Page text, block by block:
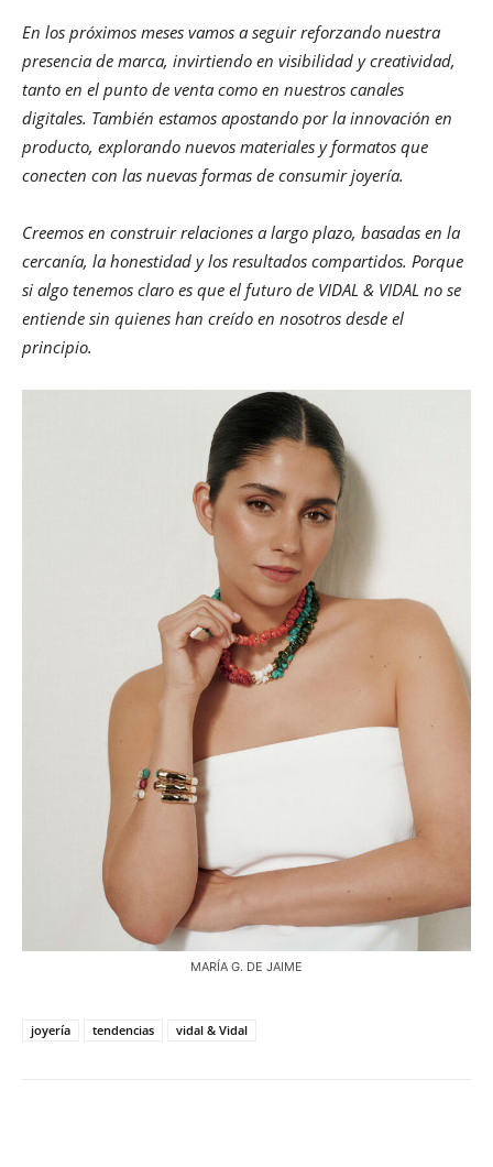
En los próximos meses vamos a seguir reforzando nuestra
presencia de marca, invirtiendo en visibilidad y creatividad,
tanto en el punto de venta como en nuestros canales
digitales. También estamos apostando por la innovación en
producto, explorando nuevos materiales y formatos que
conecten con las nuevas formas de consumir joyería.
Creemos en construir relaciones a largo plazo, basadas en la
cercanía, la honestidad y los resultados compartidos. Porque
si algo tenemos claro es que el futuro de VIDAL & VIDAL no se
entiende sin quienes han creído en nosotros desde el
principio.
MARÍA G. DE JAIME
joyería tendencias vidal & Vidal